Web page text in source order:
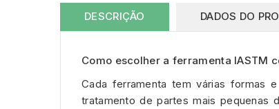
DESCRIÇÃO DADOS DO
Como escolher a ferramenta IASTM
Cada ferramenta tem várias formas
tratamento de partes mais pequenas